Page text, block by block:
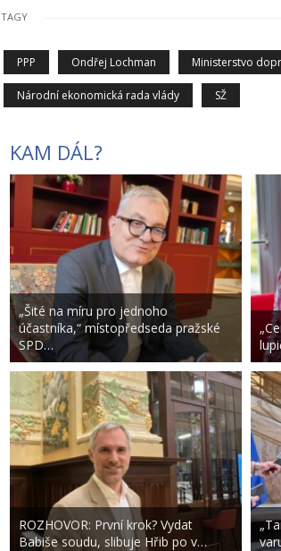
TAGY
PPP Ondřej Lochman Ministerstvo
Národní ekonomická rada vlády SŽ
KAM DÁL?
„Šité na míru pro jednoho
účastníka,“ místopředseda pražské
SPD…
ROZHOVOR: První krok? Vydat
Babiše soudu, slibuje Hřib po v…